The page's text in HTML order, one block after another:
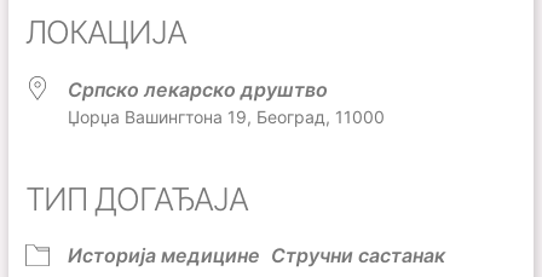
ЛОКАЦИЈА
Српско лекарско друштво
Џорџа Вашингтона 19, Београд, 11000
ТИП ДОГАЂАЈА
Историја медицине Стручни састанак